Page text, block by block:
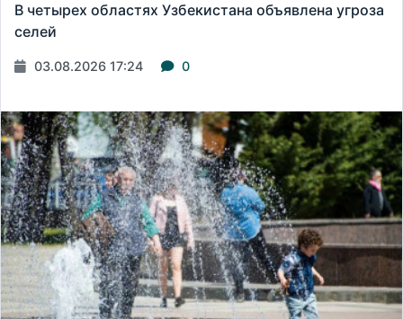
В четырех областях Узбекистана объявлена угроза
селей
03.08.2026 17:24 0